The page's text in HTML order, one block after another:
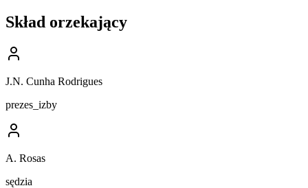
Skład orzekający
J.N. Cunha Rodrigues
prezes_izby
A. Rosas
sędzia